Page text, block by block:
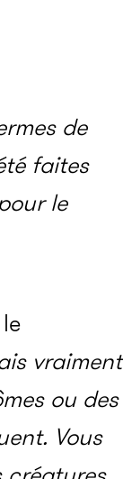
de
faites
le
vraiment
ou des
Vous